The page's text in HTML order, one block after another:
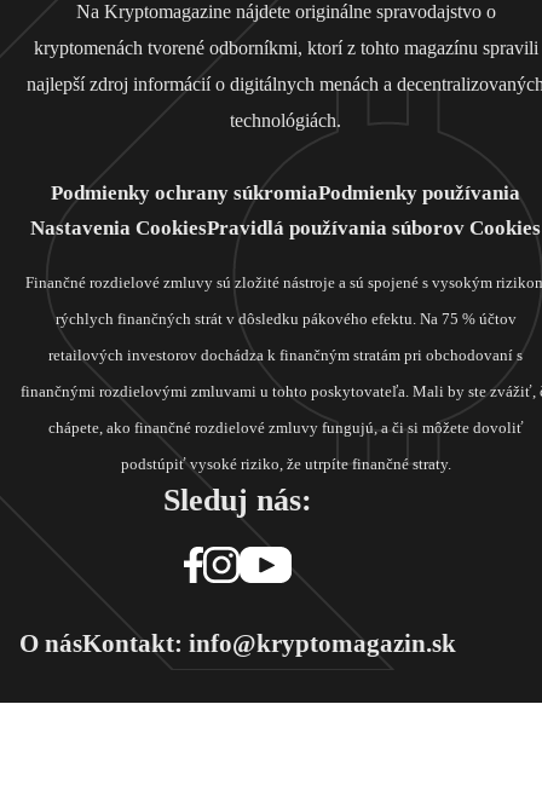
Na Kryptomagazine nájdete originálne spravodajstvo o
kryptomenách tvorené odborníkmi, ktorí z tohto magazínu spravili
najlepší zdroj informácií o digitálnych menách a
technológiách.
Podmienky ochrany súkromiaPodmienky používania
Nastavenia CookiesPravidlá používania súborov Cookies
Finančné rozdielové zmluvy sú zložité nástroje a sú spojené s vysokým
rýchlych finančných strát v dôsledku pákového efektu. Na 75 % účtov
retailových investorov dochádza k finančným stratám pri obchodovaní s
finančnými rozdielovými zmluvami u tohto poskytovateľa. Mali by ste zvážiť,
chápete, ako finančné rozdielové zmluvy fungujú, a či si môžete dovoliť
podstúpiť vysoké riziko, že utrpíte finančné straty.
Sleduj nás:
O násKontakt: info@kryptomagazin.sk